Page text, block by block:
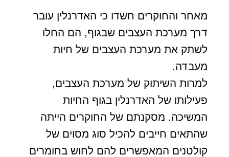
מאחר והחוקרים חשדו כי האדרנלין עובר
דרך מערכת העצבים שבגוף, הם החלו
לשתק את מערכת העצבים של חיות
מעבדה.
למרות השיתוק של מערכת העצבים,
פעילותו של האדרנלין בגוף החיות
המשיכה. מסקנתם של החוקרים הייתה
שהתאים חייבים להכיל סוג מסוים של
קולטנים המאפשרים להם לחוש בחומרים